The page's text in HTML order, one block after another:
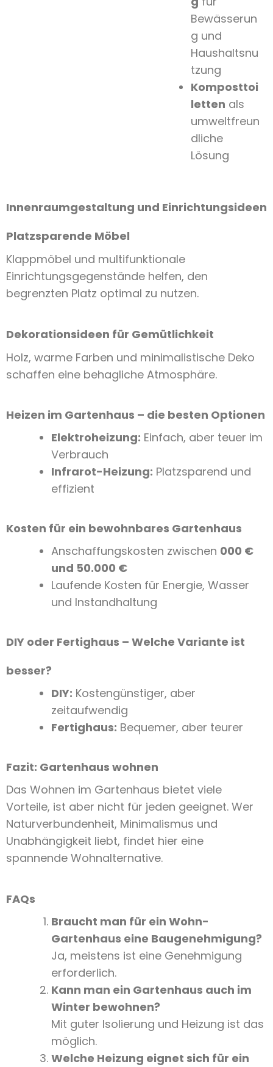
Bewässerun
g und
Haushaltsnu
tzung
Komposttoi
letten als
umweltfreun
dliche
Lösung
Innenraumgestaltung und Einrichtungsideen
Platzsparende Möbel
Klappmöbel und multifunktionale
Einrichtungsgegenstände helfen, den
begrenzten Platz optimal zu nutzen.
Dekorationsideen für Gemütlichkeit
Holz, warme Farben und minimalistische Deko
schaffen eine behagliche Atmosphäre.
Heizen im Gartenhaus – die besten Optionen
Elektroheizung: Einfach, aber teuer im
Verbrauch
Infrarot-Heizung: Platzsparend und
effizient
Kosten für ein bewohnbares Gartenhaus
Anschaffungskosten zwischen 000 €
und 50.000 €
Laufende Kosten für Energie, Wasser
und Instandhaltung
DIY oder Fertighaus – Welche Variante ist
besser?
DIY: Kostengünstiger, aber
zeitaufwendig
Fertighaus: Bequemer, aber teurer
Fazit: Gartenhaus wohnen
Das Wohnen im Gartenhaus bietet viele
Vorteile, ist aber nicht für jeden geeignet. Wer
Naturverbundenheit, Minimalismus und
Unabhängigkeit liebt, findet hier eine
spannende Wohnalternative.
FAQs
Braucht man für ein Wohn-
Gartenhaus eine Baugenehmigung?
Ja, meistens ist eine Genehmigung
erforderlich.
Kann man ein Gartenhaus auch im
Winter bewohnen?
Mit guter Isolierung und Heizung ist das
möglich.
Welche Heizung eignet sich für ein